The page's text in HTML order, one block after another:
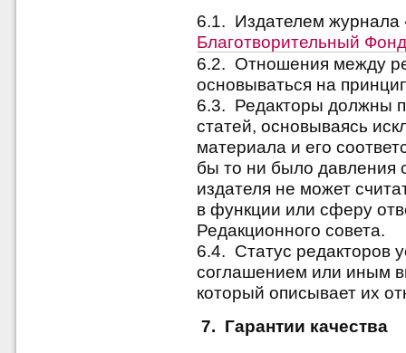
6.1. Издателем журнала
Благотворительный
6.2. Отношения между
основываться на
6.3. Редакторы должны
статей, основываясь
материала и его
бы то ни было давления
издателя не может
в функции или сферу
Редакционного совета.
6.4. Статус редакторов
соглашением или иным
который описывает их
7. Гарантии качества